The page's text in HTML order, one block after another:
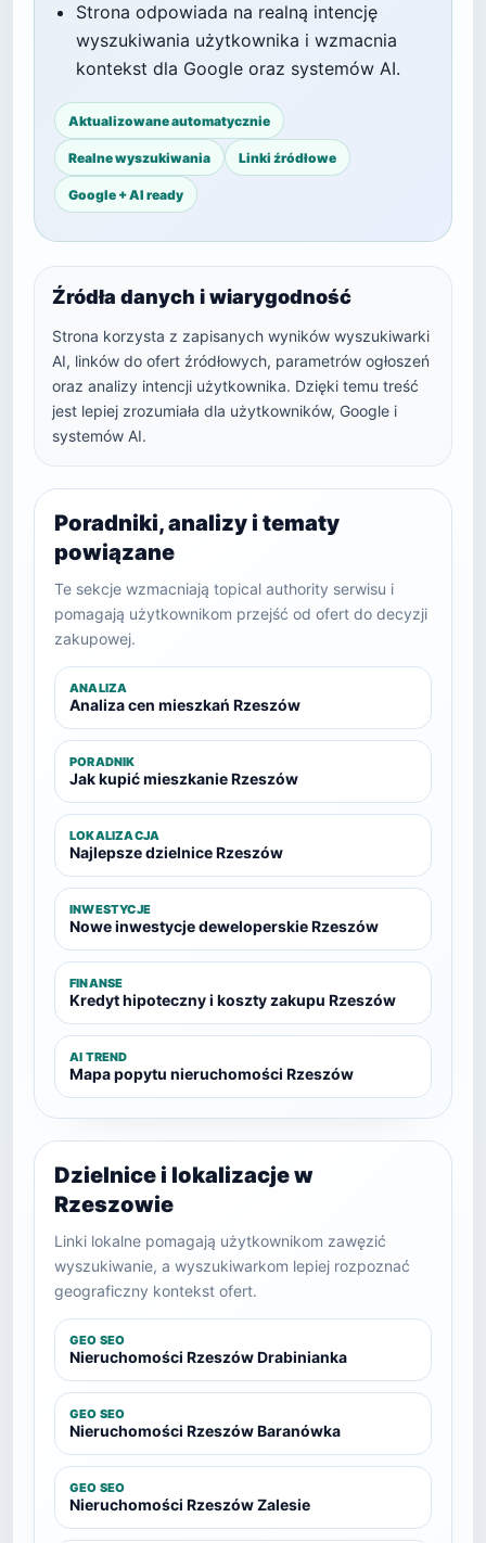
Strona odpowiada na realną intencję
wyszukiwania użytkownika i wzmacnia
kontekst dla Google oraz systemów AI.
Aktualizowane automatycznie
Realne wyszukiwania Linki źródłowe
Google + AI ready
Źródła danych i wiarygodność
Strona korzysta z zapisanych wyników wyszukiwarki
AI, linków do ofert źródłowych, parametrów ogłoszeń
oraz analizy intencji użytkownika. Dzięki temu treść
jest lepiej zrozumiała dla użytkowników, Google i
systemów AI.
Poradniki, analizy i tematy
powiązane
Te sekcje wzmacniają topical authority serwisu i
pomagają użytkownikom przejść od ofert do decyzji
zakupowej.
ANALIZA
Analiza cen mieszkań Rzeszów
PORADNIK
Jak kupić mieszkanie Rzeszów
LOKALIZACJA
Najlepsze dzielnice Rzeszów
INWESTYCJE
Nowe inwestycje deweloperskie Rzeszów
FINANSE
Kredyt hipoteczny i koszty zakupu Rzeszów
AI TREND
Mapa popytu nieruchomości Rzeszów
Dzielnice i lokalizacje w
Rzeszowie
Linki lokalne pomagają użytkownikom zawęzić
wyszukiwanie, a wyszukiwarkom lepiej rozpoznać
geograficzny kontekst ofert.
GEO SEO
Nieruchomości Rzeszów Drabinianka
GEO SEO
Nieruchomości Rzeszów Baranówka
GEO SEO
Nieruchomości Rzeszów Zalesie